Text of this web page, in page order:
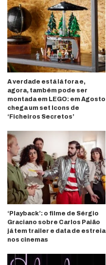
A verdade está lá fora e,
agora, também pode ser
montada em LEGO: em Agosto
chega um set Icons de
‘Ficheiros Secretos’
‘Playback’: o filme de Sérgio
Graciano sobre Carlos Paião
já tem trailer e data de estreia
nos cinemas